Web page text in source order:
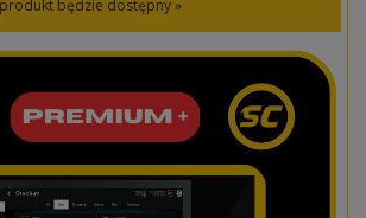
będzie dostępny »